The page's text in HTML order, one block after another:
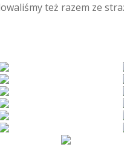
też razem ze